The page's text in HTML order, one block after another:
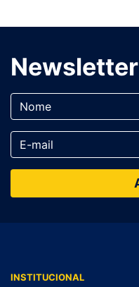
Newsletter
INSTITUCIONAL